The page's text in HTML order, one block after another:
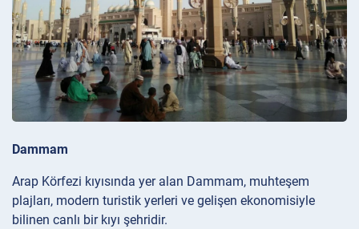
Dammam
Arap Körfezi kıyısında yer alan Dammam, muhteşem
plajları, modern turistik yerleri ve gelişen ekonomisiyle
bilinen canlı bir kıyı şehridir.